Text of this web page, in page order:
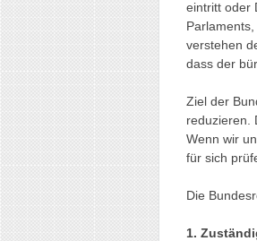
eintritt oder
verstehen
dass der
Ziel der
reduzieren.
Wenn wir
für sich
Die
1.